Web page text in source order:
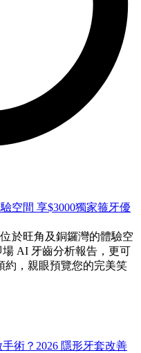
空間 享$3000獨家箍牙優
於旺角及銅鑼灣的體驗空
AI 牙齒分析報告，更可
約，親眼預覽您的完美笑
術？2026 隱形牙套改善